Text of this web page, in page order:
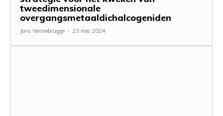
tweedimensionale
overgangsmetaaldichalcogeniden
Joris Vennebrugge - 23 mei 2024